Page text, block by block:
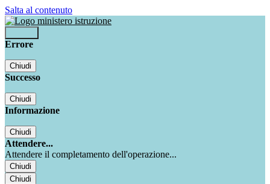
Salta al contenuto
Errore
Chiudi
Successo
Chiudi
Informazione
Chiudi
Attendere...
Attendere il completamento dell'operazione...
Chiudi
Chiudi